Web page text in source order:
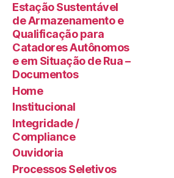
Estação Sustentável
de Armazenamento e
Qualificação para
Catadores Autônomos
e em Situação de Rua –
Documentos
Home
Institucional
Integridade /
Compliance
Ouvidoria
Processos Seletivos